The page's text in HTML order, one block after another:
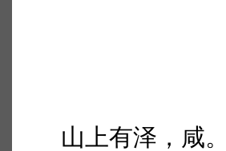
山上有泽，咸